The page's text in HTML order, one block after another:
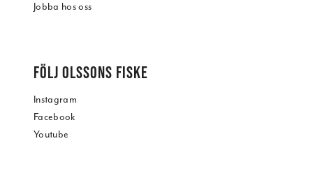
Jobba hos oss
FÖLJ OLSSONS FISKE
Instagram
Facebook
Youtube